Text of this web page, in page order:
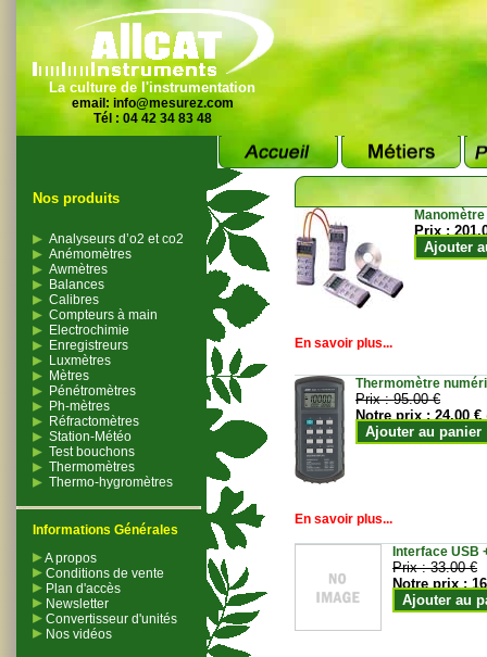
La culture de l'instrumentation
email: info@mesurez.com
Tél : 04 42 34 83 48
Nos produits
Analyseurs d’o2 et co2
Anémomètres
Awmètres
Balances
Calibres
Compteurs à main
Electrochimie
Enregistreurs
Luxmètres
Mètres
Pénétromètres
Ph-mètres
Réfractomètres
Station-Météo
Test bouchons
Thermomètres
Thermo-hygromètres
Informations Générales
A propos
Conditions de vente
Plan d'accès
Newsletter
Convertisseur d'unités
Nos vidéos
Prix :
Ajouter
En savoir plus...
Thermomètre
Prix :95.00 €
Notre prix :24.00 €
Ajouter au panier
En savoir plus...
Interface USB
Prix :33.00 €
Notre prix :
Ajouter au